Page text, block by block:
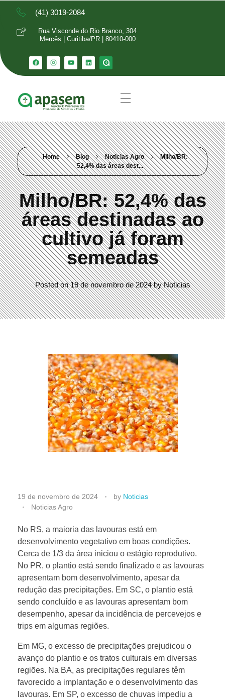
(41) 3019-2084
Rua Visconde do Rio Branco, 304
Mercês | Curitiba/PR | 80410-000
Home Blog Noticias Agro
Milho/BR:
52,4% das áreas dest...
Milho/BR: 52,4% das
áreas destinadas ao
cultivo já foram
semeadas
Posted on 19 de novembro de 2024 by Noticias
M
i
l
h
o
/
B
R
19 de novembro de 2024 by Noticias
Noticias Agro
No RS, a maioria das lavouras está em
desenvolvimento vegetativo em boas condições.
Cerca de 1/3 da área iniciou o estágio reprodutivo.
No PR, o plantio está sendo finalizado e as lavouras
apresentam bom desenvolvimento, apesar da
redução das precipitações. Em SC, o plantio está
sendo concluído e as lavouras apresentam bom
desempenho, apesar da incidência de percevejos e
trips em algumas regiões.
Em MG, o excesso de precipitações prejudicou o
avanço do plantio e os tratos culturais em diversas
regiões. Na BA, as precipitações regulares têm
favorecido a implantação e o desenvolvimento das
lavouras. Em SP, o excesso de chuvas impediu a